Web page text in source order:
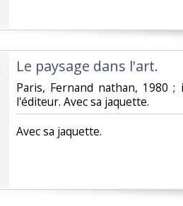
‎Le paysage dans l'art. ‎
‎Paris, Fernand nathan, 1980
l'éditeur. Avec sa jaquette.‎
‎Avec sa jaquette.‎